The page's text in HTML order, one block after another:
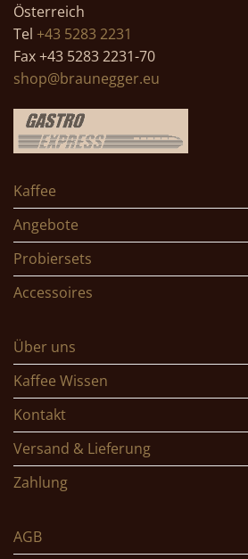
Österreich
Tel +43 5283 2231
Fax +43 5283 2231-70
shop@braunegger.eu
Kaffee
Angebote
Probiersets
Accessoires
Über uns
Kaffee Wissen
Kontakt
Versand & Lieferung
Zahlung
AGB